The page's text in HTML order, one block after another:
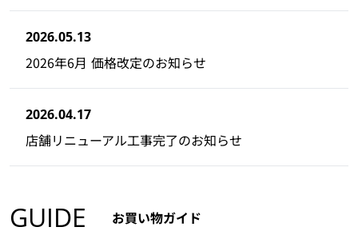
2026.05.13
2026年6月 価格改定のお知らせ
2026.04.17
店舗リニューアル工事完了のお知らせ
GUIDE お買い物ガイド